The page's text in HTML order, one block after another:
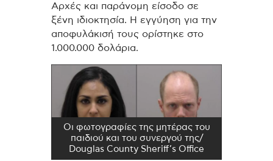
Αρχές και παράνομη είσοδο σε
ξένη ιδιοκτησία. Η εγγύηση για την
αποφυλάκισή τους ορίστηκε στο
1.000.000 δολάρια.
Οι φωτογραφίες της μητέρας του
παιδιού και του συνεργού της/
Douglas County Sheriff’s Office